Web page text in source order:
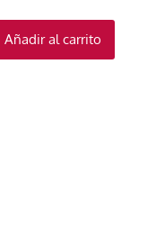
Añadir al carrito